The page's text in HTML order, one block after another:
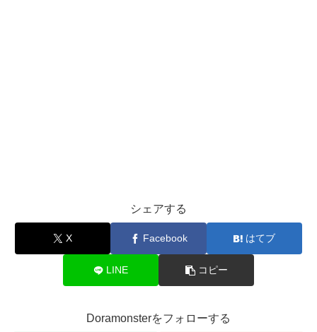
シェアする
X Facebook はてブ
LINE コピー
Doramonsterをフォローする